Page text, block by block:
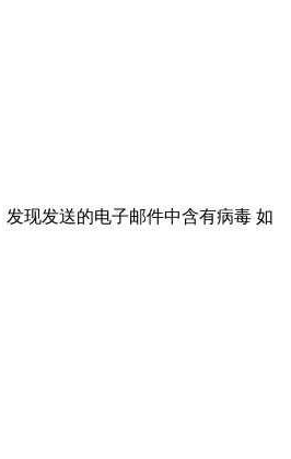
现发送的电子邮件中含有病毒 如